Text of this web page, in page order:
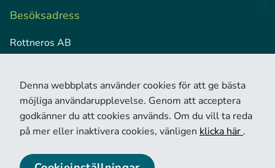
Besöksadress
Rottneros AB
Vallviks Bruk
Denna webbplats använder cookies för att ge bästa
möjliga användarupplevelse. Genom att acceptera
godkänner du att cookies används. Om du vill ta reda
på mer eller inaktivera cookies, vänligen klicka här .